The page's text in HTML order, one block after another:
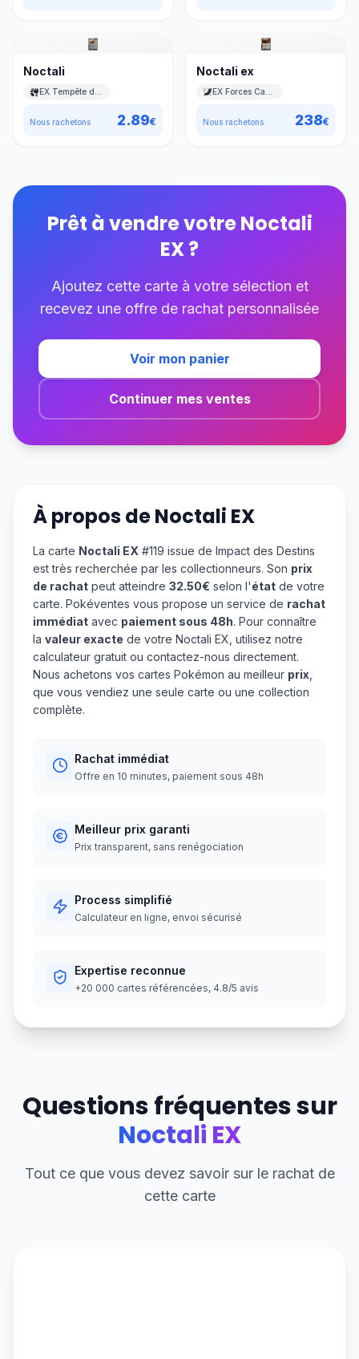
Noctali
Nous rachetons 2.89€
Noctali ex
Nous rachetons 238€
Prêt à vendre votreNoctali
EX?
Ajoutez cette carte à votre sélection et
recevez une offre de rachat personnalisée
Voir mon panier
Continuer mes ventes
À propos deNoctali EX
La carte Noctali EX #119 issue de Impact des Destins
est très recherchée par les collectionneurs. Son prix
de rachat peut atteindre 32.50€ selon l'état de votre
carte. Pokéventes vous propose un service de rachat
immédiat avec paiement sous 48h. Pour connaître
la valeur exacte de votre Noctali EX, utilisez notre
calculateur gratuit ou contactez-nous directement.
Nous achetons vos cartes Pokémon au meilleur prix
que vous vendiez une seule carte ou une collection
complète.
Rachat immédiat
Offre en 10 minutes, paiement sous 48h
Meilleur prix garanti
Prix transparent, sans renégociation
Process simplifié
Calculateur en ligne, envoi sécurisé
Expertise reconnue
+20 000 cartes référencées, 4.8/5 avis
Questions fréquentes sur
Noctali EX
Tout ce que vous devez savoir sur le rachat de
cette carte